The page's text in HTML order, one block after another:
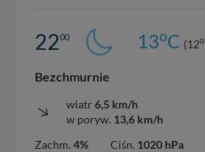
2200 13oC (12o
Bezchmurnie
wiatr 6,5 km/h
w poryw. 13,6 km/h
Zachm. 4%
Ciśn. 1020 hPa